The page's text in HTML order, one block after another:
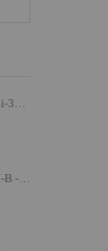
Lenovo ThinkVision S24i-30 - LED-Monitor - 61 cm (24")
LG UltraGear 27GS85QX-B - LED-Monitor - Gaming - 68.4 cm (27")